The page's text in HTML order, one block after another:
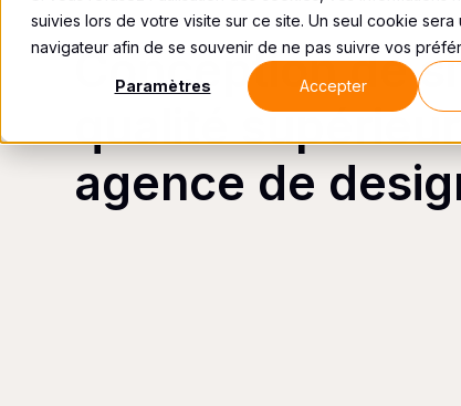
suivies lors de votre visite sur ce site. Un seul cookie sera
navigateur afin de se souvenir de ne pas suivre vos
Paramètres Accepter
Conception de
qualité
agence de